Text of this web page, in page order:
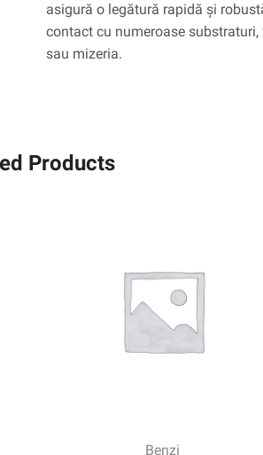
asigură o legătură rapidă și
contact cu numeroase
sau mizeria.
Products
Benzi